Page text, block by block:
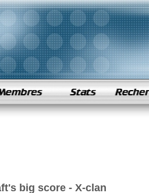
big score - X-clan